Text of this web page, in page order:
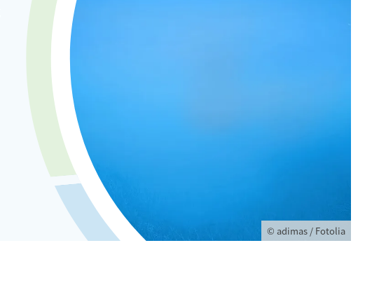
© adimas / Fotolia